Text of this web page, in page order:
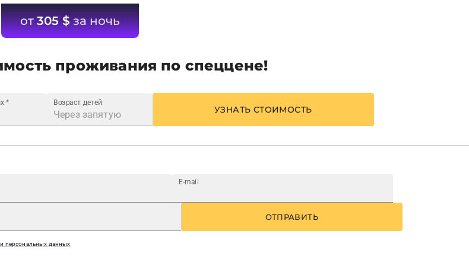
от305 $за ночь
проживания по спеццене!
* Возраст детей
УЗНАТЬ СТОИМОСТЬ
E-mail
ОТПРАВИТЬ
персональных данных